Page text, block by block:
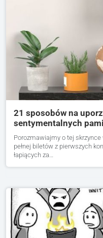
21 sposobów na
sentymentalnych
Porozmawiajmy o tej
pełnej biletów z pierwszych
łapiących za…